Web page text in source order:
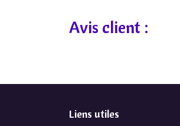
Avis client :
Liens utiles